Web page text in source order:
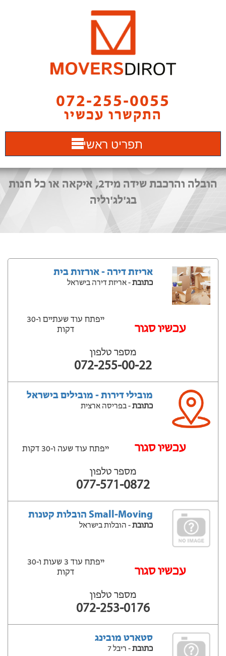
072-255-0055
התקשרו עכשיו
תפריט ראשי
הובלה והרכבת שידה מיד2, איקאה או כל חנות
בג'לג'וליה
אריזת דירה - אורזות בית
כתובת- אריזת דירה בישראל
‫עכשיו סגור
ייפתח עוד שעתיים ‫ו-30
דקות
מספר טלפון
072-255-00-22
מובילי דירות - מובילים בישראל
כתובת- בפריסה ארצית
‫עכשיו סגור ייפתח עוד שעה ‫ו-30 דקות
מספר טלפון
077-571-0872
Small-Moving הובלות קטנות
כתובת- הובלות בישראל
‫עכשיו סגור
ייפתח עוד 3 שעות ‫ו-30
דקות
מספר טלפון
072-253-0176
סטארט מובינג
כתובת- ריבל 7